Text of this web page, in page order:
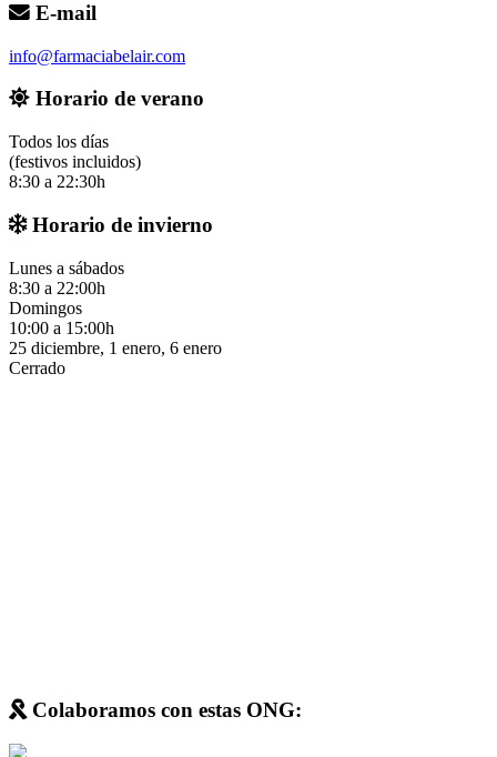
E-mail
info@farmaciabelair.com
Horario de verano
Todos los días
(festivos incluidos)
8:30 a 22:30h
Horario de invierno
Lunes a sábados
8:30 a 22:00h
Domingos
10:00 a 15:00h
25 diciembre, 1 enero, 6 enero
Cerrado
Colaboramos con estas ONG: